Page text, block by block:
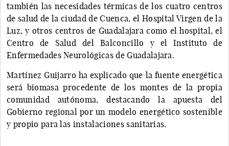
también las necesidades térmicas de los cuatro centros
de salud de la ciudad de Cuenca, el Hospital Virgen de la
Luz, y otros centros de Guadalajara como el hospital, el
Centro de Salud del Balconcillo y el Instituto de
Enfermedades Neurológicas de Guadalajara.
Martínez Guijarro ha explicado que la fuente energética
será biomasa procedente de los montes de la propia
comunidad autónoma, destacando la apuesta del
Gobierno regional por un modelo energético sostenible
y propio para las instalaciones sanitarias.